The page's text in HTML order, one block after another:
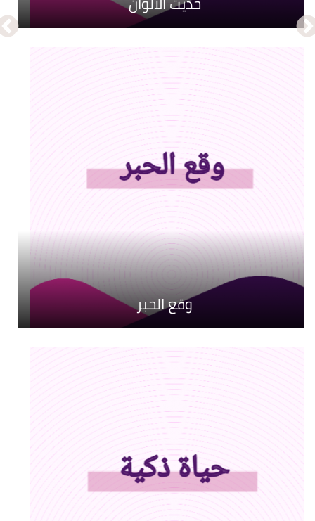
أطياف ثقافية
وقع الحبر
رحلة الريادة